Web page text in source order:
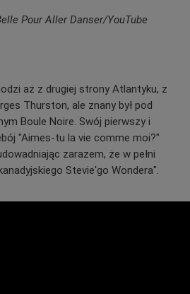
Pour Aller Danser/YouTube
aż z drugiej strony Atlantyku, z
Thurston, ale znany był pod
Boule Noire. Swój pierwszy i
"Aimes-tu la vie comme moi?"
zarazem, że w pełni
Stevie'go Wondera".